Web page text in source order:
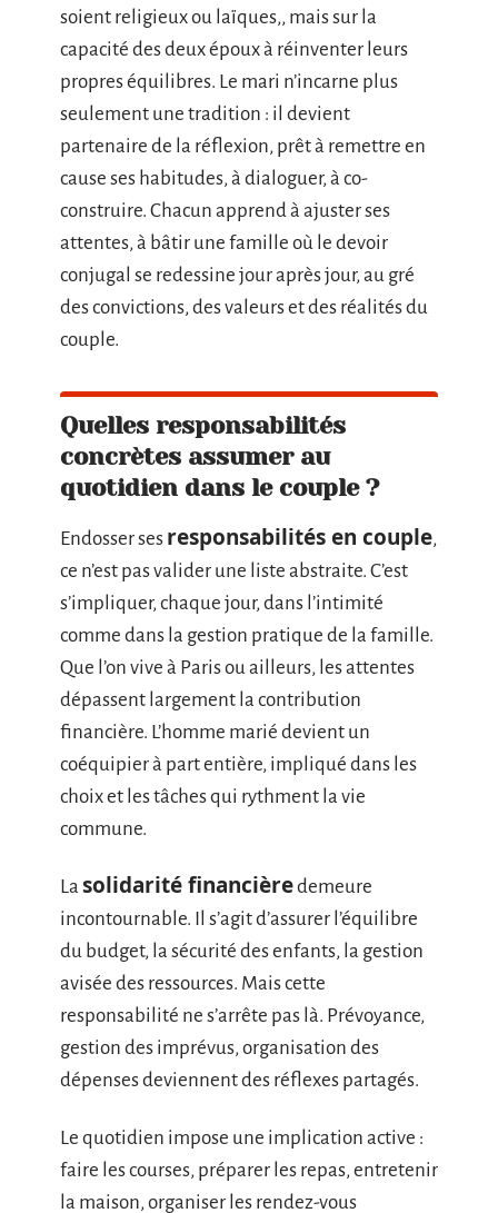
soient religieux ou laïques,, mais sur la
capacité des deux époux à réinventer leurs
propres équilibres. Le mari n’incarne plus
seulement une tradition : il devient
partenaire de la réflexion, prêt à remettre en
cause ses habitudes, à dialoguer, à co-
construire. Chacun apprend à ajuster ses
attentes, à bâtir une famille où le devoir
conjugal se redessine jour après jour, au gré
des convictions, des valeurs et des réalités du
couple.
Quelles responsabilités
concrètes assumer au
quotidien dans le couple ?
Endosser ses responsabilités en couple,
ce n’est pas valider une liste abstraite. C’est
s’impliquer, chaque jour, dans l’intimité
comme dans la gestion pratique de la famille.
Que l’on vive à Paris ou ailleurs, les attentes
dépassent largement la contribution
financière. L’homme marié devient un
coéquipier à part entière, impliqué dans les
choix et les tâches qui rythment la vie
commune.
La solidarité financièredemeure
incontournable. Il s’agit d’assurer l’équilibre
du budget, la sécurité des enfants, la gestion
avisée des ressources. Mais cette
responsabilité ne s’arrête pas là. Prévoyance,
gestion des imprévus, organisation des
dépenses deviennent des réflexes partagés.
Le quotidien impose une implication active :
faire les courses, préparer les repas, entretenir
la maison, organiser les rendez-vous